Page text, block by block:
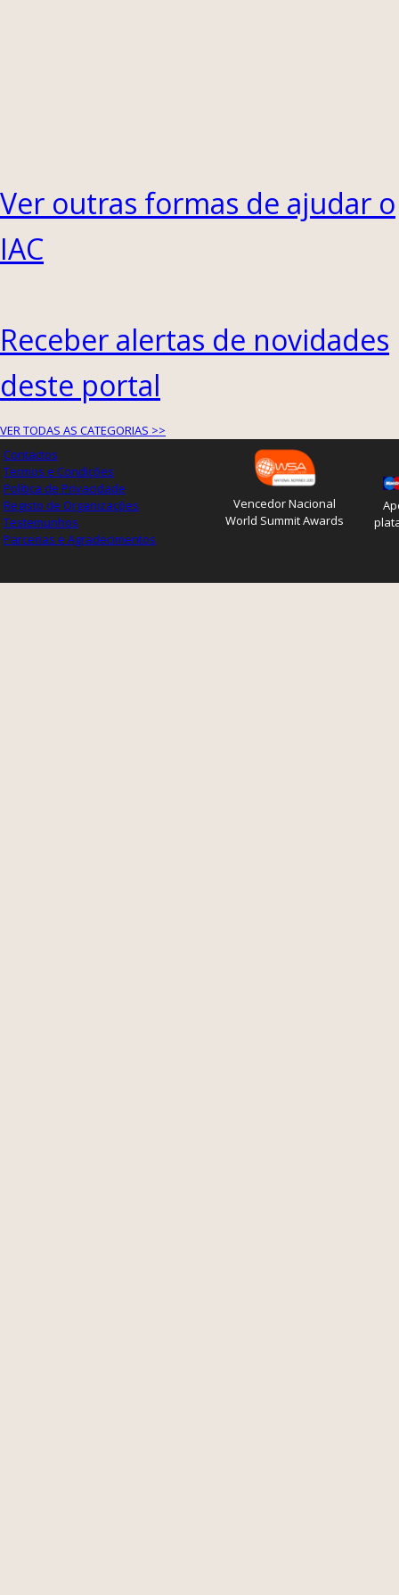
Ver outras formas de ajudar o
IAC
Receber alertas de novidades
deste portal
VER TODAS AS CATEGORIAS >>
Contactos
Termos e Condições
Política de Privacidade
Registo de Organizações
Testemunhos
Parcerias e Agradecimentos
Vencedor Nacional
World Summit Awards